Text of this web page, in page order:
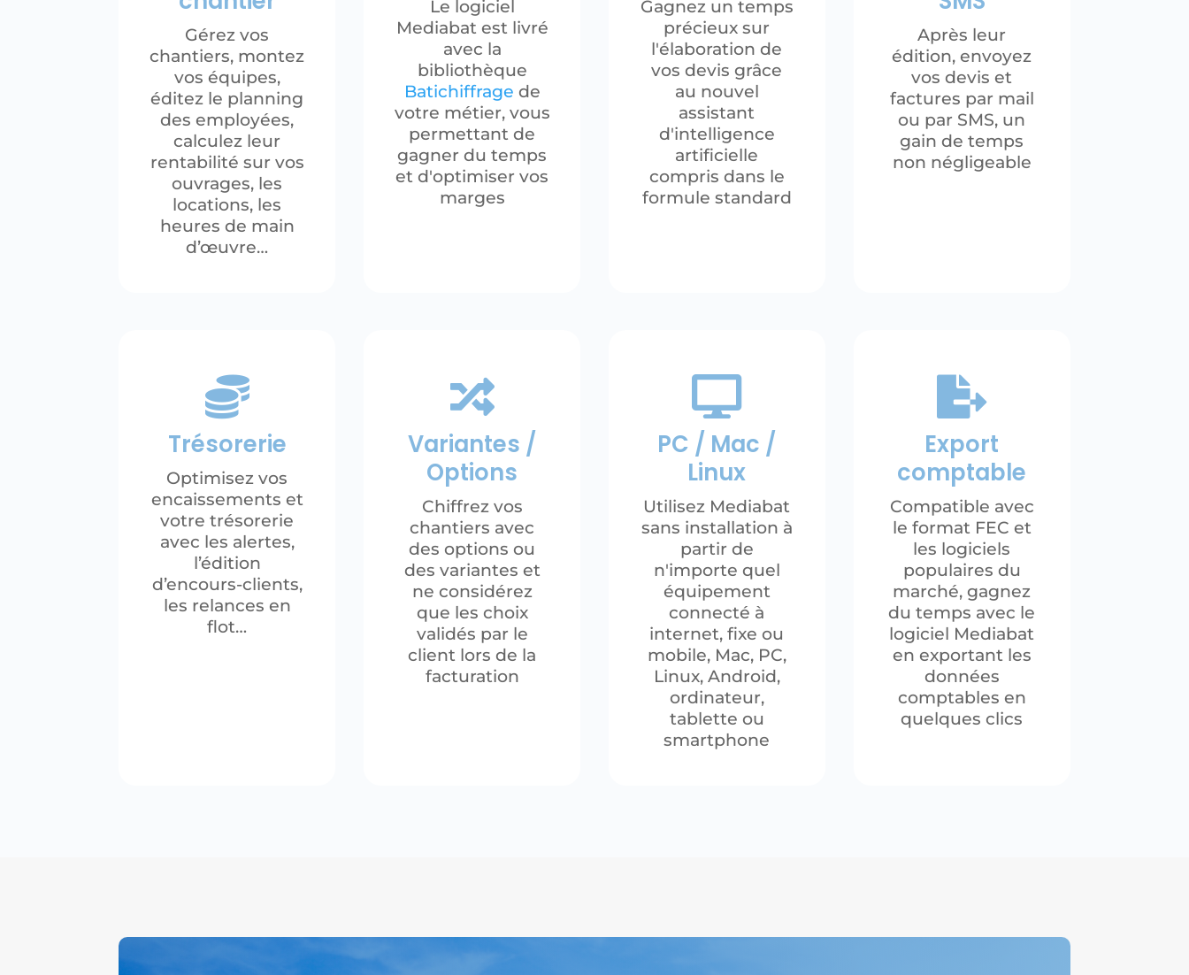
Gérez vos
chantiers, montez
vos équipes,
éditez le planning
des employées,
calculez leur
rentabilité sur vos
ouvrages, les
locations, les
heures de main
d’œuvre…
Le logiciel
Mediabat est livré
avec la
bibliothèque
Batichiffrage de
votre métier, vous
permettant de
gagner du temps
et d'optimiser vos
marges
Gagnez un temps
précieux sur
l'élaboration de
vos devis grâce
au nouvel
assistant
d'intelligence
artificielle
compris dans le
formule standard
Après leur
édition, envoyez
vos devis et
factures par mail
ou par SMS, un
gain de temps
non négligeable

Trésorerie
Optimisez vos
encaissements et
votre trésorerie
avec les alertes,
l’édition
d’encours-clients,
les relances en
flot…

Variantes /
Options
Chiffrez vos
chantiers avec
des options ou
des variantes et
ne considérez
que les choix
validés par le
client lors de la
facturation

PC / Mac /
Linux
Utilisez Mediabat
sans installation à
partir de
n'importe quel
équipement
connecté à
internet, fixe ou
mobile, Mac, PC,
Linux, Android,
ordinateur,
tablette ou
smartphone

Export
comptable
Compatible avec
le format FEC et
les logiciels
populaires du
marché, gagnez
du temps avec le
logiciel Mediabat
en exportant les
données
comptables en
quelques clics